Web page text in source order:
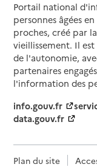
Portail national
personnes âgées
proches, créé par
vieillissement. Il
de l'autonomie,
partenaires
l'information des
info.gouv.fr
data.gouv.fr
Plan du site